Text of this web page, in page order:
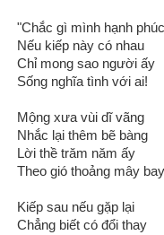
"Chắc gì mình hạnh phúc
Nếu kiếp này có nhau
Chỉ mong sao người ấy
Sống nghĩa tình với ai!
Mộng xưa vùi dĩ vãng
Nhắc lại thêm bẽ bàng
Lời thề trăm năm ấy
Theo gió thoảng mây
Kiếp sau nếu gặp lại
Chẳng biết có đổi thay